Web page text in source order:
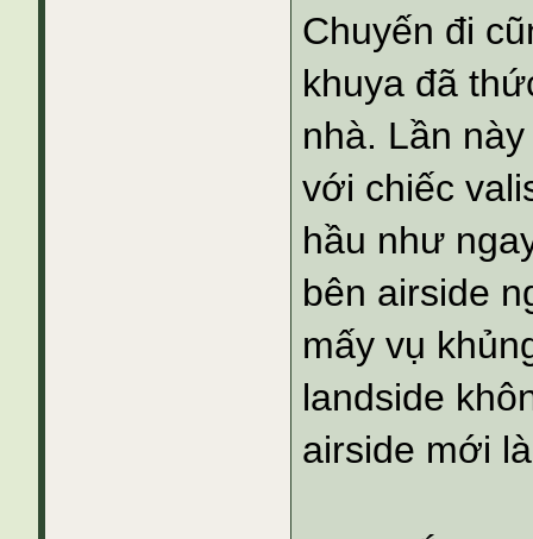
Chuyến đi
khuya đã
nhà. Lần
với chiếc
hầu như
bên airside
mấy vụ
landside
airside mới